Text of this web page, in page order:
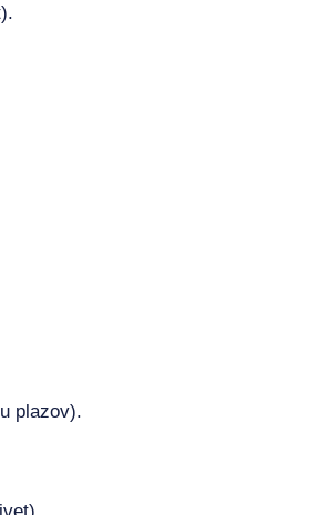
plazov).